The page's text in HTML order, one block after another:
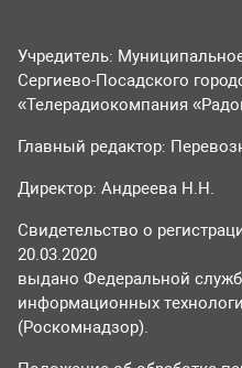
Учредитель:
Сергиево-Посадского
«Телерадиокомпания
Главный редактор:
Директор: Андреева Н.Н.
Свидетельство о
20.03.2020
выдано Федеральной
информационных
(Роскомнадзор).